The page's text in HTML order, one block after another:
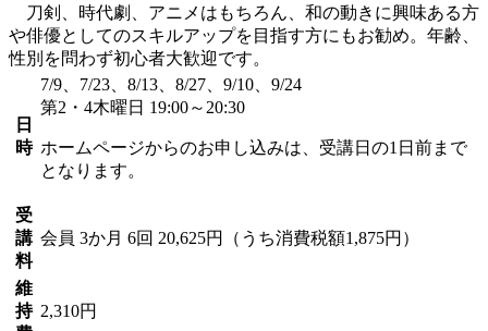
刀剣、時代劇、アニメはもちろん、和の動きに興味ある方
や俳優としてのスキルアップを目指す方にもお勧め。年齢、
性別を問わず初心者大歓迎です。
日
時
7/9、7/23、8/13、8/27、9/10、9/24
第2・4木曜日 19:00～20:30
ホームページからのお申し込みは、受講日の1日前まで
となります。
受
講
料
会員 3か月 6回 20,625円（うち消費税額1,875円）
維
持 2,310円